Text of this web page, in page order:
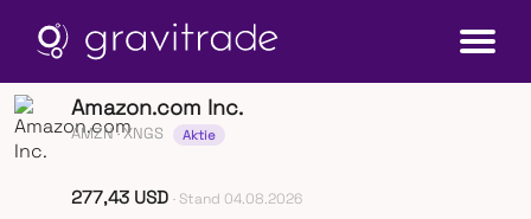
Amazon.com Inc.
AMZN· XNGS Aktie
277,43 USD · Stand 04.08.2026